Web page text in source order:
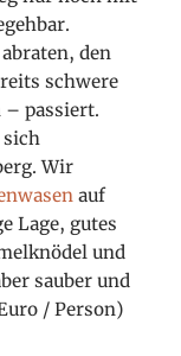
den
schwere
passiert.
sich
Wir
auf
Lage, gutes
und
sauber und
/ Person)